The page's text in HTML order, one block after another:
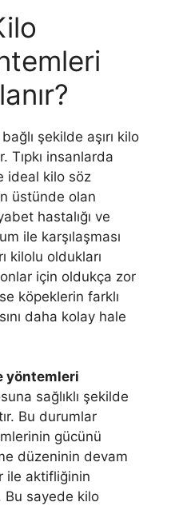
şekilde aşırı kilo
Tıpkı insanlarda
ideal kilo söz
üstünde olan
hastalığı ve
ile karşılaşması
kilolu oldukları
için oldukça zor
köpeklerin farklı
daha kolay hale
yöntemleri
sağlıklı şekilde
Bu durumlar
gücünü
düzeninin devam
ile aktifliğinin
Bu sayede kilo